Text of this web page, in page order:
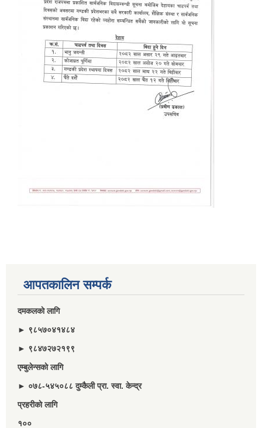
आपतकालिन सम्पर्क
दमकलकाे लागि
► ९८५७०४१४८४
► ९८४७२७२१९९
एम्बुलेन्सकाे लागि
► ०७८-५४५०८८ दुम्कैली प्रा. स्वा. केन्द्र
प्रहरीकाे लागि
१००